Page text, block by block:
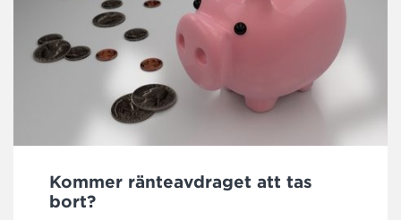
Kommer ränteavdraget att tas
bort?